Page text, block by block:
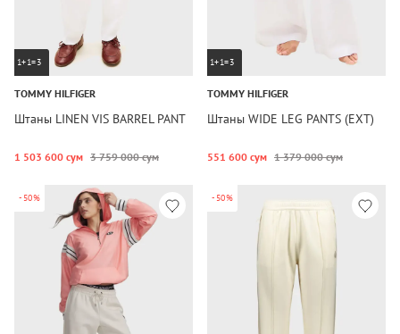
1+1=3
TOMMY HILFIGER
Штаны LINEN VIS BARREL PANT
1 503 600 сум 3 759 000 сум
1+1=3
TOMMY HILFIGER
Штаны WIDE LEG PANTS (EXT)
551 600 сум 1 379 000 сум
-50% -50%